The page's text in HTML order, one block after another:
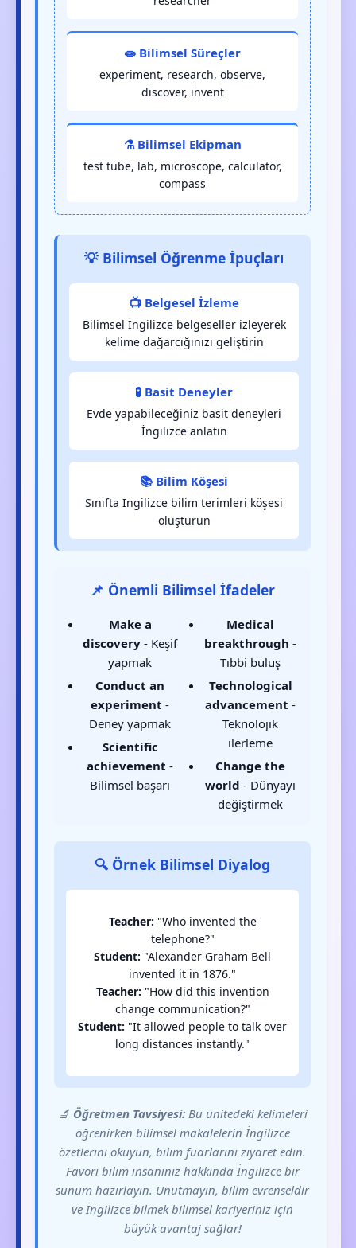
🧫 Bilimsel Süreçler
experiment, research, observe,
discover, invent
⚗️ Bilimsel Ekipman
test tube, lab, microscope, calculator,
compass
💡 Bilimsel Öğrenme İpuçları
📺 Belgesel İzleme
Bilimsel İngilizce belgeseller izleyerek
kelime dağarcığınızı geliştirin
🧪 Basit Deneyler
Evde yapabileceğiniz basit deneyleri
İngilizce anlatın
📚 Bilim Köşesi
Sınıfta İngilizce bilim terimleri köşesi
oluşturun
📌 Önemli Bilimsel İfadeler
Make a
discovery - Keşif
yapmak
Conduct an
experiment -
Deney yapmak
Scientific
achievement -
Bilimsel başarı
Medical
breakthrough -
Tıbbi buluş
Technological
advancement -
Teknolojik
ilerleme
Change the
world - Dünyayı
değiştirmek
🔍 Örnek Bilimsel Diyalog
Teacher: "Who invented the
telephone?"
Student: "Alexander Graham Bell
invented it in 1876."
Teacher: "How did this invention
change communication?"
Student: "It allowed people to talk over
long distances instantly."
🔬 Öğretmen Tavsiyesi:Bu ünitedeki kelimeleri
öğrenirken bilimsel makalelerin İngilizce
özetlerini okuyun, bilim fuarlarını ziyaret edin.
Favori bilim insanınız hakkında İngilizce bir
sunum hazırlayın. Unutmayın, bilim evrenseldir
ve İngilizce bilmek bilimsel kariyeriniz için
büyük avantaj sağlar!